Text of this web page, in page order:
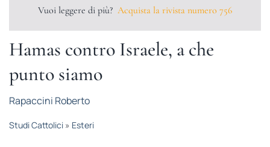
Libri Ares QUADERNI MONOGRAFICI
RECENSIONI
Vuoi leggere di più? Acquista la rivista numero 756
Hamas contro Israele, a che
punto siamo
Rapaccini Roberto
Studi Cattolici» Esteri